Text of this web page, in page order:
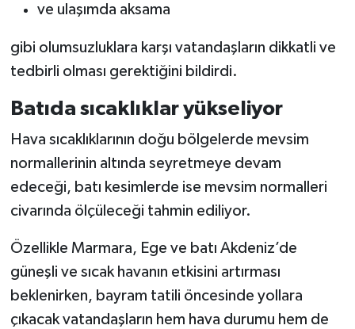
ve ulaşımda aksama
gibi olumsuzluklara karşı vatandaşların dikkatli ve
tedbirli olması gerektiğini bildirdi.
Batıda sıcaklıklar yükseliyor
Hava sıcaklıklarının doğu bölgelerde mevsim
normallerinin altında seyretmeye devam
edeceği, batı kesimlerde ise mevsim normalleri
civarında ölçüleceği tahmin ediliyor.
Özellikle Marmara, Ege ve batı Akdeniz’de
güneşli ve sıcak havanın etkisini artırması
beklenirken, bayram tatili öncesinde yollara
çıkacak vatandaşların hem hava durumu hem de